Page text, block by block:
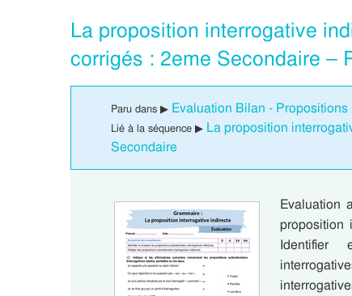
La proposition interrogative
corrigés : 2eme Secondaire –
Paru dans ▶ Evaluation Bilan -
Lié à la séquence ▶ La proposition
Secondaire
Evaluation
proposition
Identifier